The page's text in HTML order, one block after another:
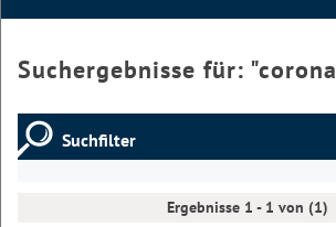
Suchergebnisse für: "corona
Suchfilter
Ergebnisse 1 - 1 von (1)